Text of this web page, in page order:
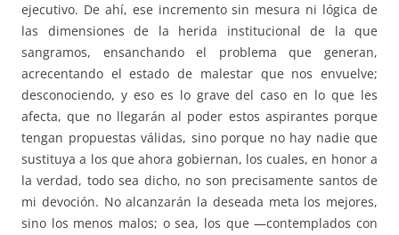
ejecutivo. De ahí, ese incremento sin mesura ni lógica de
las dimensiones de la herida institucional de la que
sangramos, ensanchando el problema que generan,
acrecentando el estado de malestar que nos envuelve;
desconociendo, y eso es lo grave del caso en lo que les
afecta, que no llegarán al poder estos aspirantes porque
tengan propuestas válidas, sino porque no hay nadie que
sustituya a los que ahora gobiernan, los cuales, en honor a
la verdad, todo sea dicho, no son precisamente santos de
mi devoción. No alcanzarán la deseada meta los mejores,
sino los menos malos; o sea, los que —contemplados con